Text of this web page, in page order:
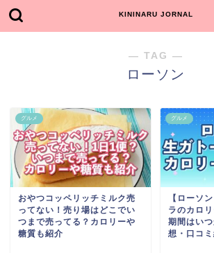
KININARU JORNAL
― TAG ―
ローソン
グルメ
おやつコッペリッチミルク売
ってない！売り場はどこでい
つまで売ってる？カロリーや
糖質も紹介
グルメ
【ローソ
ラのカロ
期間はい
想・口コ